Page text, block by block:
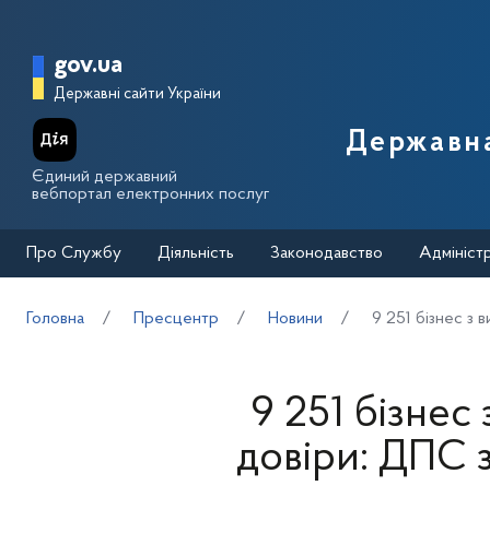
Головна сторінка Державної
gov.ua
Державні сайти України
Єдиний державний
вебпортал електронних послуг
Про Службу Діяльність Законодавство
Головна Пресцентр Новини 9 251 бізнес з
9 251
довіри: ДПС